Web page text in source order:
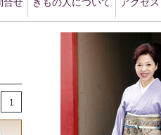
合せ きもの人について アクセス
1